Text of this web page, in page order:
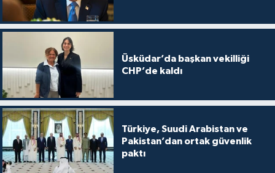
Üsküdar’da başkan vekilliği
CHP’de kaldı
Türkiye, Suudi Arabistan ve
Pakistan’dan ortak güvenlik
paktı